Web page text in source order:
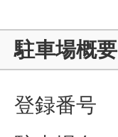
駐車場概要
登録番号